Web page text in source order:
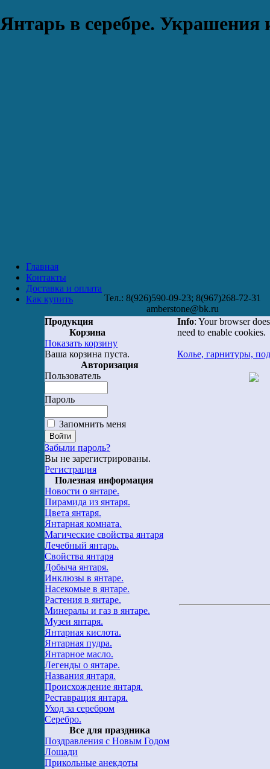
Янтарь в серебре. Украшения
Главная
Контакты
Доставка и оплата
Как купить
Тел.: 8(926)590-09-23; 8(967)268-72-31
amberstone@bk.ru
Продукция
Корзина
Показать корзину
Ваша корзина пуста.
Авторизация
Пользователь
Пароль
Запомнить меня
Забыли пароль?
Вы не зарегистрированы.
Регистрация
Полезная информация
Новости о янтаре.
Пирамида из янтаря.
Цвета янтаря.
Янтарная комната.
Магические свойства янтаря
Лечебный янтарь.
Свойства янтаря
Добыча янтаря.
Инклюзы в янтаре.
Насекомые в янтаре.
Растения в янтаре.
Минералы и газ в янтаре.
Музеи янтаря.
Янтарная кислота.
Янтарная пудра.
Янтарное масло.
Легенды о янтаре.
Названия янтаря.
Происхождение янтаря.
Реставрация янтаря.
Уход за серебром
Серебро.
Все для праздника
Поздравления с Новым Годом
Лошади
Прикольные анекдоты
Info: Your browser
need to enable cookies.
Колье, гарнитуры,